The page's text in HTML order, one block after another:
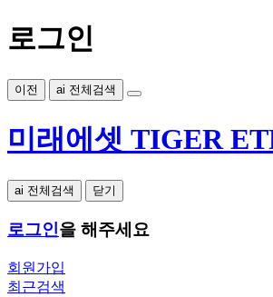
로그인
이전 ai 전체검색
미래에셋 TIGER
ai 전체검색 닫기
로그인을 해주세요
회원가입
최근검색